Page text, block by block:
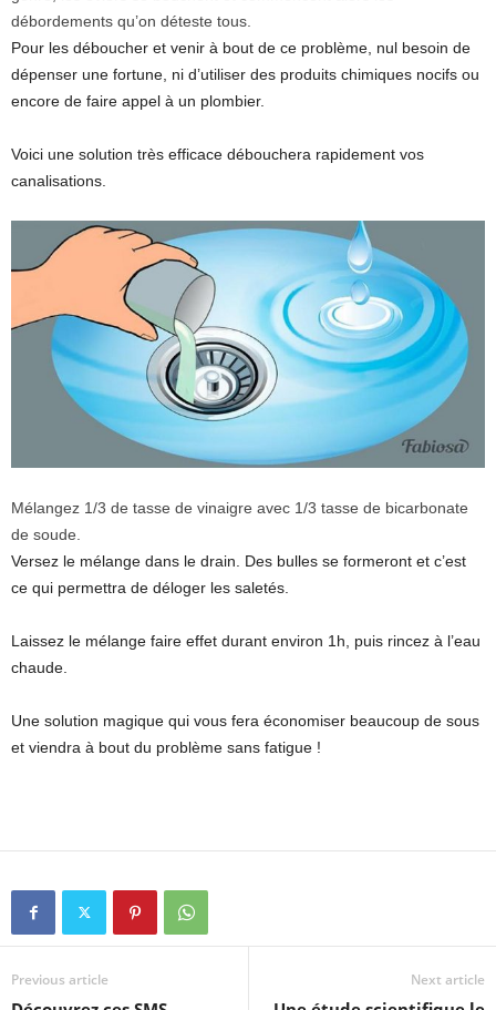
débordements qu’on déteste tous.
Pour les déboucher et venir à bout de ce problème, nul besoin de
dépenser une fortune, ni d’utiliser des produits chimiques nocifs ou
encore de faire appel à un plombier.
Voici une solution très efficace débouchera rapidement vos
canalisations.
Mélangez 1/3 de tasse de vinaigre avec 1/3 tasse de bicarbonate
de soude.
Versez le mélange dans le drain. Des bulles se formeront et c’est
ce qui permettra de déloger les saletés.
Laissez le mélange faire effet durant environ 1h, puis rincez à l’eau
chaude.
Une solution magique qui vous fera économiser beaucoup de sous
et viendra à bout du problème sans fatigue !
Previous article Next article